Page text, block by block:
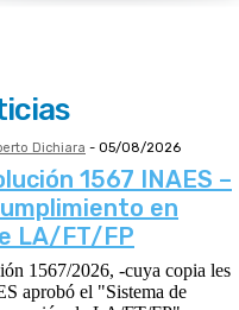
Dichiara - 05/08/2026
1567 INAES –
en
LA/FT/FP
1567/2026, -cuya copia les
aprobó el "Sistema de